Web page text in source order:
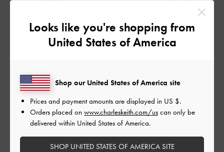
多用途です！
いですが、上品なので普段のお出かけ、出勤でも十分活用でき
ます！
心持ちゆったりしているので、タイツでも大丈夫です。
サイズ: 37/23.5cm |カラー: ブラック系
デザイン
Looks like you're shopping from
United States of America
Shop our United States of America site
Prices and payment amounts are displayed in US $.
Orders placed on www.charleskeith.com/us can only be
delivered within United States of America.
SHOP UNITED STATES OF AMERICA SITE